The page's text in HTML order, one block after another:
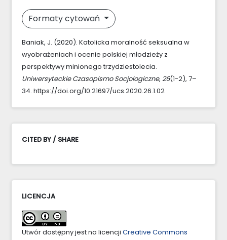
Formaty cytowań
Baniak, J. (2020). Katolicka moralność seksualna w
wyobrażeniach i ocenie polskiej młodzieży z
perspektywy minionego trzydziestolecia.
Uniwersyteckie Czasopismo Socjologiczne, 26(1-2), 7–
34. https://doi.org/10.21697/ucs.2020.26.1.02
CITED BY / SHARE
LICENCJA
Utwór dostępny jest na licencji Creative Commons